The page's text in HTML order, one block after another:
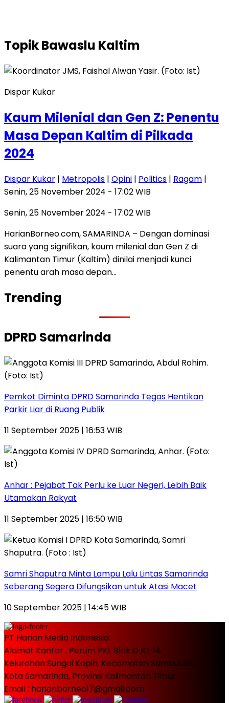
TopikBawaslu Kaltim
Dispar Kukar
Kaum Milenial dan Gen Z: Penentu
Masa Depan Kaltim di Pilkada
2024
Dispar Kukar | Metropolis | Opini | Politics | Ragam |
Senin, 25 November 2024 - 17:02 WIB
Senin, 25 November 2024 - 17:02 WIB
HarianBorneo.com, SAMARINDA – Dengan dominasi
suara yang signifikan, kaum milenial dan Gen Z di
Kalimantan Timur (Kaltim) dinilai menjadi kunci
penentu arah masa depan…
Trending
DPRD Samarinda
Pemkot Diminta DPRD Samarinda Tegas Hentikan
Parkir Liar di Ruang Publik
11 September 2025 | 16:53 WIB
Anhar : Pejabat Tak Perlu ke Luar Negeri, Lebih Baik
Utamakan Rakyat
11 September 2025 | 16:50 WIB
Samri Shaputra Minta Lampu Lalu Lintas Samarinda
Seberang Segera Difungsikan untuk Atasi Macet
10 September 2025 | 14:45 WIB
PT Harian Media Indonesia
Alamat Kantor : Perum PKL Blok D RT 14,
Kelurahan Sungai Kapih, Kecamatan Sambutan,
Kota Samarinda, Provinsi Kalimantan Timur
Email : harianborneo17@gmail.com